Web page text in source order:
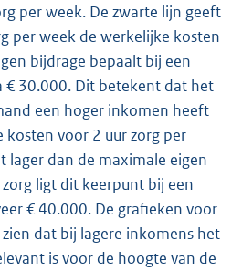
per week. De zwarte lijn geeft
per week de werkelijke kosten
bijdrage bepaalt bij een
€ 30.000. Dit betekent dat het
een hoger inkomen heeft
kosten voor 2 uur zorg per
lager dan de maximale eigen
ligt dit keerpunt bij een
€ 40.000. De grafieken voor
dat bij lagere inkomens het
is voor de hoogte van de